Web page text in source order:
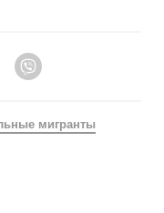
Telegram
мигранты